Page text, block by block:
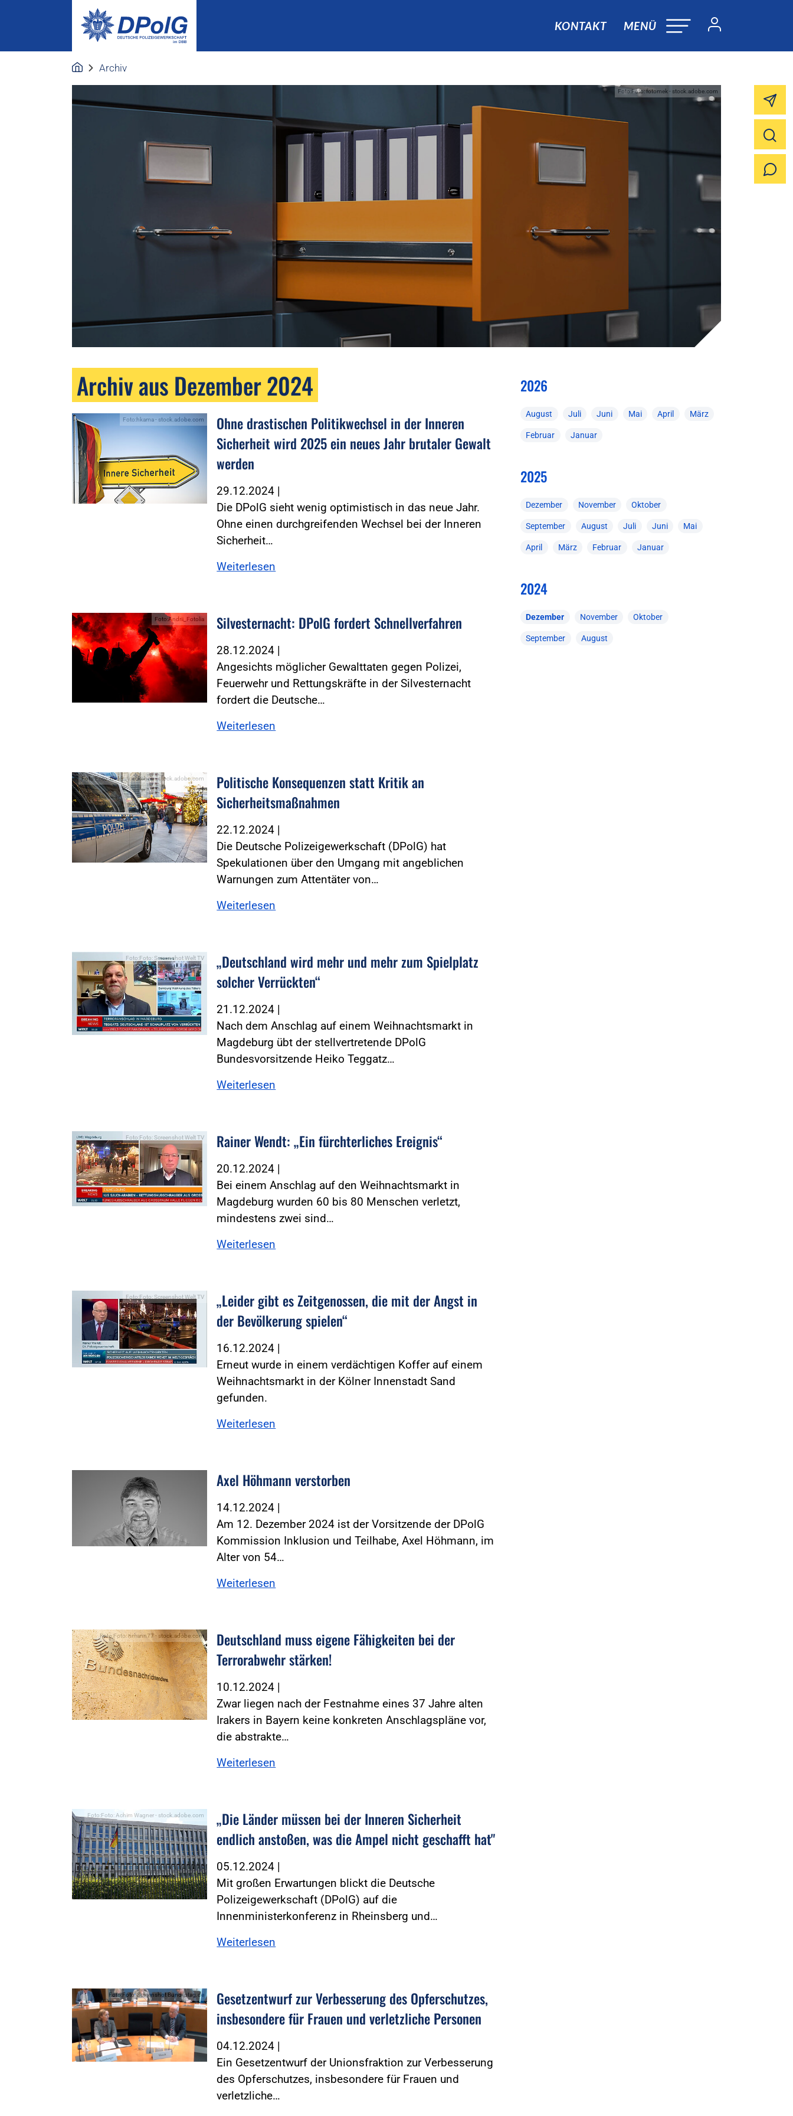
KONTAKT MENÜ
Archiv
Foto:Foto: fotomek - stock.adobe.com
Archiv aus Dezember 2024
Foto:hkama - stock.adobe.com
Ohne drastischen Politikwechsel in der Inneren
Sicherheit wird 2025 ein neues Jahr brutaler Gewalt
werden
29.12.2024 |
Die DPolG sieht wenig optimistisch in das neue Jahr.
Ohne einen durchgreifenden Wechsel bei der Inneren
Sicherheit…
Weiterlesen
Foto:Andrii_Fotolia Silvesternacht: DPolG fordert Schnellverfahren
28.12.2024 |
Angesichts möglicher Gewalttaten gegen Polizei,
Feuerwehr und Rettungskräfte in der Silvesternacht
fordert die Deutsche…
Weiterlesen
Foto:Foto: bilderstoeckchen - stock.adobe.com
Politische Konsequenzen statt Kritik an
Sicherheitsmaßnahmen
22.12.2024 |
Die Deutsche Polizeigewerkschaft (DPolG) hat
Spekulationen über den Umgang mit angeblichen
Warnungen zum Attentäter von…
Weiterlesen
Foto:Foto: Screenshot Welt TV
„Deutschland wird mehr und mehr zum Spielplatz
solcher Verrückten“
21.12.2024 |
Nach dem Anschlag auf einem Weihnachtsmarkt in
Magdeburg übt der stellvertretende DPolG
Bundesvorsitzende Heiko Teggatz…
Weiterlesen
Foto:Foto: Screenshot Welt TV Rainer Wendt: „Ein fürchterliches Ereignis“
20.12.2024 |
Bei einem Anschlag auf den Weihnachtsmarkt in
Magdeburg wurden 60 bis 80 Menschen verletzt,
mindestens zwei sind…
Weiterlesen
Foto:Foto: Screenshot Welt TV
„Leider gibt es Zeitgenossen, die mit der Angst in
der Bevölkerung spielen“
16.12.2024 |
Erneut wurde in einem verdächtigen Koffer auf einem
Weihnachtsmarkt in der Kölner Innenstadt Sand
gefunden.
Weiterlesen
Axel Höhmann verstorben
14.12.2024 |
Am 12. Dezember 2024 ist der Vorsitzende der DPolG
Kommission Inklusion und Teilhabe, Axel Höhmann, im
Alter von 54…
Weiterlesen
Foto:Foto: nmann77 - stock.adobe.com
Deutschland muss eigene Fähigkeiten bei der
Terrorabwehr stärken!
10.12.2024 |
Zwar liegen nach der Festnahme eines 37 Jahre alten
Irakers in Bayern keine konkreten Anschlagspläne vor,
die abstrakte…
Weiterlesen
Foto:Foto: Achim Wagner - stock.adobe.com
„Die Länder müssen bei der Inneren Sicherheit
endlich anstoßen, was die Ampel nicht geschafft hat"
05.12.2024 |
Mit großen Erwartungen blickt die Deutsche
Polizeigewerkschaft (DPolG) auf die
Innenministerkonferenz in Rheinsberg und…
Weiterlesen
Foto:Foto: Screenshot Bundestag.de
Gesetzentwurf zur Verbesserung des Opferschutzes,
insbesondere für Frauen und verletzliche Personen
04.12.2024 |
Ein Gesetzentwurf der Unionsfraktion zur Verbesserung
des Opferschutzes, insbesondere für Frauen und
verletzliche…
2026
August Juli Juni Mai April März
Februar Januar
2025
Dezember November Oktober
September August Juli Juni Mai
April März Februar Januar
2024
Dezember November Oktober
September August